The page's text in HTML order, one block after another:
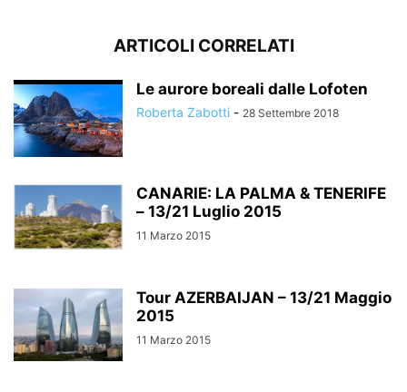
ARTICOLI CORRELATI
Le aurore boreali dalle Lofoten
Roberta Zabotti - 28 Settembre 2018
CANARIE: LA PALMA & TENERIFE
– 13/21 Luglio 2015
11 Marzo 2015
Tour AZERBAIJAN – 13/21 Maggio
2015
11 Marzo 2015